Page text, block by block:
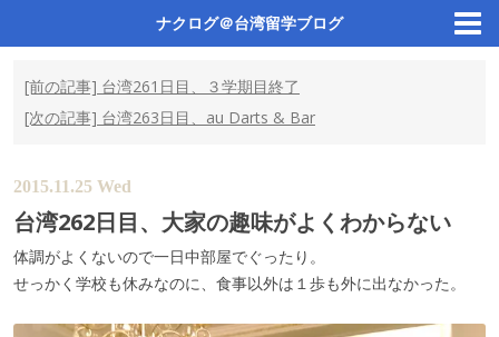
ナクログ＠台湾留学ブログ
投稿ナビゲーション
[前の記事] 台湾261日目、３学期目終了
[次の記事] 台湾263日目、au Darts & Bar
2015.11.25 Wed
台湾262日目、大家の趣味がよくわからない
体調がよくないので一日中部屋でぐったり。
せっかく学校も休みなのに、食事以外は１歩も外に出なかった。